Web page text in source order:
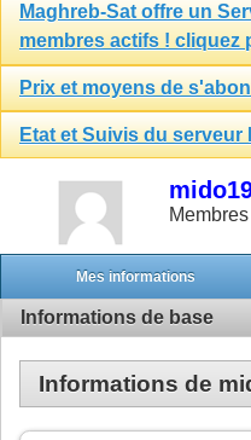
Maghreb-Sat offre un
membres actifs ! cliquez
Prix et moyens de
Etat et Suivis du serveur
Membres
Mes informations
Informations de base
Informations de